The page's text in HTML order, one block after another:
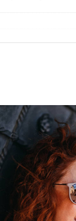
des lunettes
d'autres